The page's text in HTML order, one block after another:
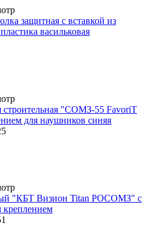
защитная с вставкой из
васильковая
строительная "СОМЗ-55 FavoriT
для наушников синяя
"КБТ Визион Titan РОСОМЗ" c
креплением